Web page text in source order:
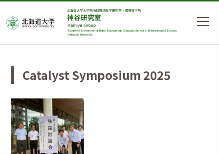
Catalyst Symposium 2025